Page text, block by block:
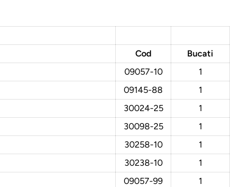
Cod
Bucati
09057-10
1
09145-88
1
30024-25
1
30098-25
1
30258-10
1
30238-10
1
09057-99
1